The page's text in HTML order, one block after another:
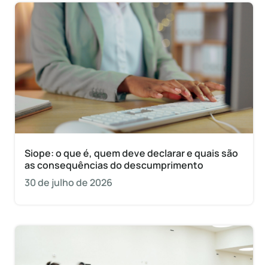
Siope: o que é, quem deve declarar e quais são
as consequências do descumprimento
30 de julho de 2026